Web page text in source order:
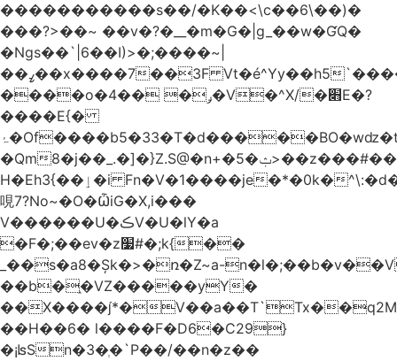
�����������s ��/�K��<\c��6\��)�
���?>��~ ��v�?�__�m�G�|g_��w�ƓQ�
�Ngs��`|6� �I)>�;����~|
��ߨ��x����7��3F Vt�é^Yy��h5`����ۻ���5�"�}1k�[S��ͪ����l��blw��=��S.u}
����o�ݛ� ��4�V�^X/�׋E�?
����E{�
ۂ�Of����b5�33�T�d�����BO�wǳ�t1
�Qm8�j��_.�]�}Z.S@�n+�5�ݑ>��z���#��,s
H�Eh3{��ٳ�i Fn�V�1����je�*�0k�^\:�d�0�AOoNܰ� vLa��b�@�6��CM��H̷�~��)����h��o
哯7?No~�O�ѼiG�X,i���
V������U�ڪV�U�lY�a
�F�;��ev�z׷#�;k{��
_��s�a8�Șk�>�ռ�Z~a-
��b�֑�VZ�����yΥ�
��X����*�
��H��6� l����F�D6�C29}
�¡ʪSn�3�ְ�`P��/��n�z��